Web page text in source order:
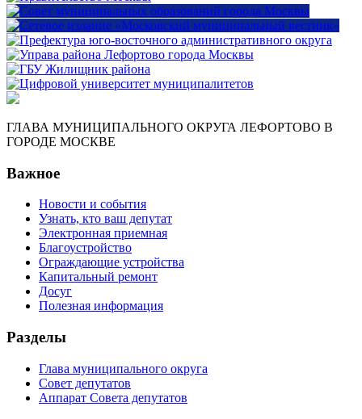
ГЛАВА МУНИЦИПАЛЬНОГО ОКРУГА ЛЕФОРТОВО В
ГОРОДЕ МОСКВЕ
Важное
Новости и события
Узнать, кто ваш депутат
Электронная приемная
Благоустройство
Ограждающие устройства
Капитальный ремонт
Досуг
Полезная информация
Разделы
Глава муниципального округа
Совет депутатов
Аппарат Совета депутатов